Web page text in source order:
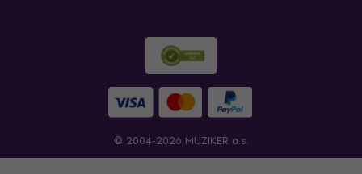
© 2004-2026 MUZIKER a.s.